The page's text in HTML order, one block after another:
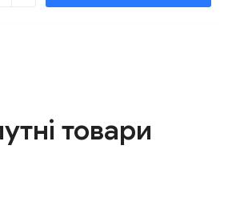
товари